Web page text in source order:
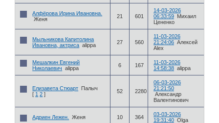
Алфёрова Ирина Ивановна.
Женя
21 601
14-03-2026
06:33:59 Михаил
Цененко
Мыльникова Капитолина
Ивановна, актриса alippa 27 560
11-03-2026
21:24:06 Алексей
Alex
Мешалкин Евгений
Николаевич
alippa 6 167
11-03-2026
14:58:38 alippa
Елизавета Стюарт Палыч
[ 1 2 ] 52 2280
06-03-2026
21:21:50
Александр
Валентинович
Адриен Лежен. Женя 10 364
03-03-2026
19:31:40 Olga